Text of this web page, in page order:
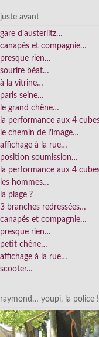
juste avant
gare d’austerlitz…
canapés et compagnie…
presque rien…
sourire béat…
à la vitrine…
paris seine…
le grand chêne…
la performance aux 4
le chemin de l’image…
affichage à la rue…
position soumission…
la performance aux 4
les hommes…
la plage ?
3 branches redressées…
canapés et compagnie…
presque rien…
petit chêne…
affichage à la rue…
scooter…
raymond… youpi, la police !